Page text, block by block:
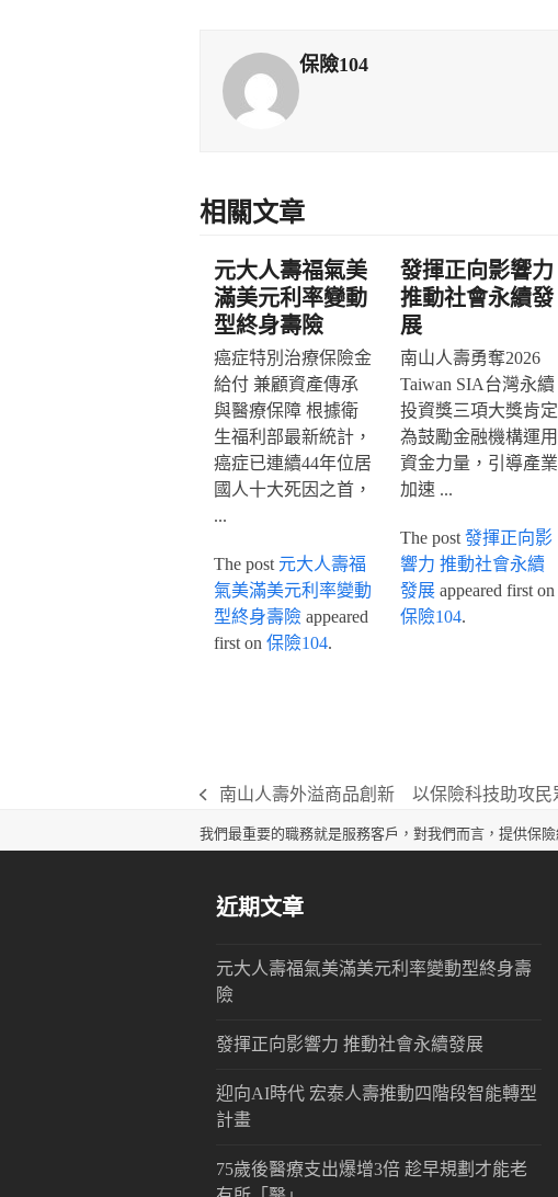
保險104
相關文章
元大人壽福氣美
滿美元利率變動
型終身壽險
癌症特別治療保險金
給付 兼顧資產傳承
與醫療保障 根據衛
生福利部最新統計，
癌症已連續44年位居
國人十大死因之首，
...
The post 元大人壽福
氣美滿美元利率變動
型終身壽險appeared
first on 保險104.
發揮正向影響力
推動社會永續發
展
南山人壽勇奪2026
Taiwan SIA台灣永續
投資獎三項大獎肯定
為鼓勵金融機構運用
資金力量，引導產業
加速 ...
The post 發揮正向影
響力 推動社會永續
發展appeared first on
保險104.
previous
post:
南山人壽外溢商品創新 以保險科技助攻
我們最重要的職務就是服務客戶，對我們而言，提供保
近期文章
元大人壽福氣美滿美元利率變動型終身壽
險
發揮正向影響力 推動社會永續發展
迎向AI時代 宏泰人壽推動四階段智能轉型
計畫
75歲後醫療支出爆增3倍 趁早規劃才能老